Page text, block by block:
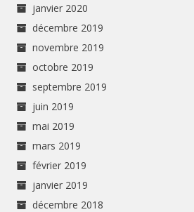
janvier 2020
décembre 2019
novembre 2019
octobre 2019
septembre 2019
juin 2019
mai 2019
mars 2019
février 2019
janvier 2019
décembre 2018